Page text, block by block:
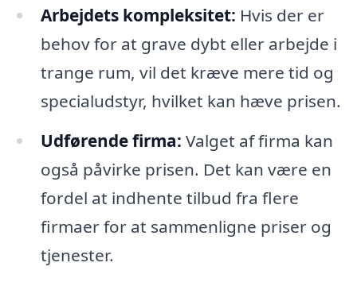
Arbejdets kompleksitet: Hvis der er
behov for at grave dybt eller arbejde i
trange rum, vil det kræve mere tid og
specialudstyr, hvilket kan hæve prisen.
Udførende firma: Valget af firma kan
også påvirke prisen. Det kan være en
fordel at indhente tilbud fra flere
firmaer for at sammenligne priser og
tjenester.